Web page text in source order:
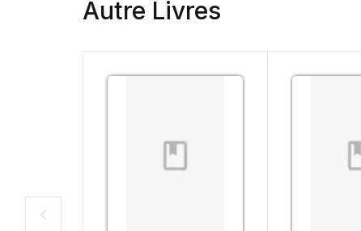
Autre Livres